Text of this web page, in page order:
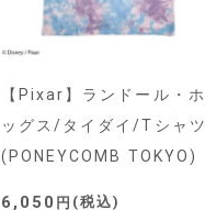
【Pixar】ランドール・ホ
ッグス/タイダイ/Tシャツ
(PONEYCOMB TOKYO)
6,050 税込